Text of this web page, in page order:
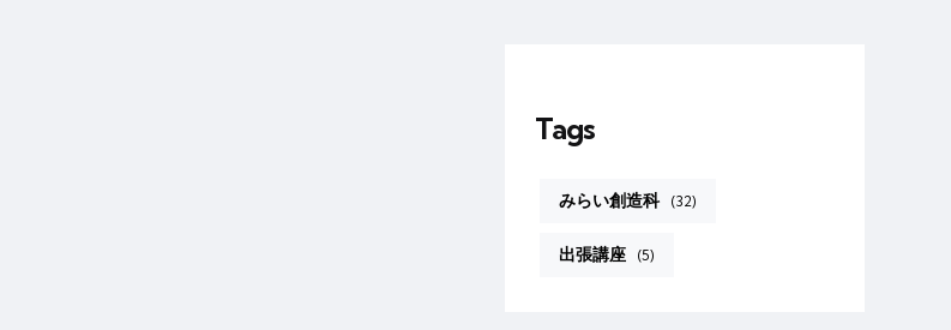
Tags
みらい創造科 (32)
出張講座 (5)